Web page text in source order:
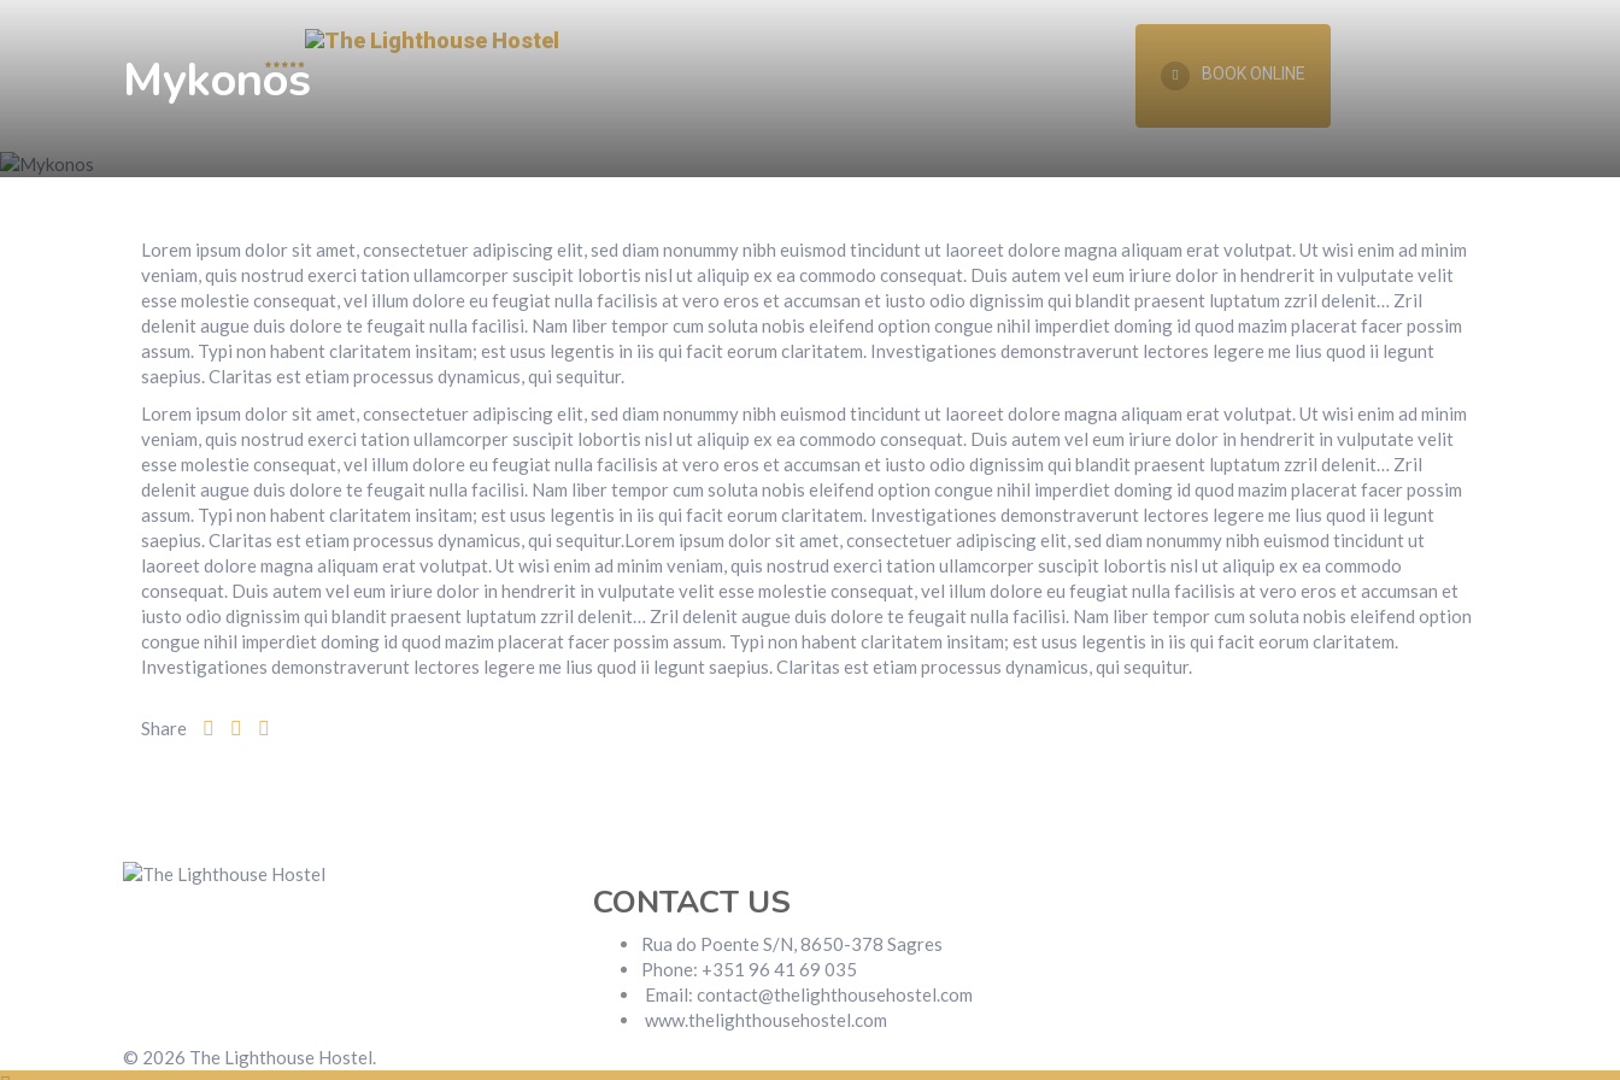
BOOK ONLINE
Mykonos
Lorem ipsum dolor sit amet, consectetuer adipiscing elit, sed diam nonummy nibh euismod tincidunt ut laoreet dolore magna aliquam erat volutpat. Ut wisi enim ad minim
veniam, quis nostrud exerci tation ullamcorper suscipit lobortis nisl ut aliquip ex ea commodo consequat. Duis autem vel eum iriure dolor in hendrerit in vulputate velit
esse molestie consequat, vel illum dolore eu feugiat nulla facilisis at vero eros et accumsan et iusto odio dignissim qui blandit praesent luptatum zzril delenit… Zril
delenit augue duis dolore te feugait nulla facilisi. Nam liber tempor cum soluta nobis eleifend option congue nihil imperdiet doming id quod mazim placerat facer possim
assum. Typi non habent claritatem insitam; est usus legentis in iis qui facit eorum claritatem. Investigationes demonstraverunt lectores legere me lius quod ii legunt
saepius. Claritas est etiam processus dynamicus, qui sequitur.
Lorem ipsum dolor sit amet, consectetuer adipiscing elit, sed diam nonummy nibh euismod tincidunt ut laoreet dolore magna aliquam erat volutpat. Ut wisi enim ad minim
veniam, quis nostrud exerci tation ullamcorper suscipit lobortis nisl ut aliquip ex ea commodo consequat. Duis autem vel eum iriure dolor in hendrerit in vulputate velit
esse molestie consequat, vel illum dolore eu feugiat nulla facilisis at vero eros et accumsan et iusto odio dignissim qui blandit praesent luptatum zzril delenit… Zril
delenit augue duis dolore te feugait nulla facilisi. Nam liber tempor cum soluta nobis eleifend option congue nihil imperdiet doming id quod mazim placerat facer possim
assum. Typi non habent claritatem insitam; est usus legentis in iis qui facit eorum claritatem. Investigationes demonstraverunt lectores legere me lius quod ii legunt
saepius. Claritas est etiam processus dynamicus, qui sequitur.Lorem ipsum dolor sit amet, consectetuer adipiscing elit, sed diam nonummy nibh euismod tincidunt ut
laoreet dolore magna aliquam erat volutpat. Ut wisi enim ad minim veniam, quis nostrud exerci tation ullamcorper suscipit lobortis nisl ut aliquip ex ea commodo
consequat. Duis autem vel eum iriure dolor in hendrerit in vulputate velit esse molestie consequat, vel illum dolore eu feugiat nulla facilisis at vero eros et accumsan et
iusto odio dignissim qui blandit praesent luptatum zzril delenit… Zril delenit augue duis dolore te feugait nulla facilisi. Nam liber tempor cum soluta nobis eleifend option
congue nihil imperdiet doming id quod mazim placerat facer possim assum. Typi non habent claritatem insitam; est usus legentis in iis qui facit eorum claritatem.
Investigationes demonstraverunt lectores legere me lius quod ii legunt saepius. Claritas est etiam processus dynamicus, qui sequitur.
Share
CONTACT US
Rua do Poente S/N, 8650-378 Sagres
Phone: +351 96 41 69 035
Email: contact@thelighthousehostel.com
www.thelighthousehostel.com
© 2026 The Lighthouse Hostel.